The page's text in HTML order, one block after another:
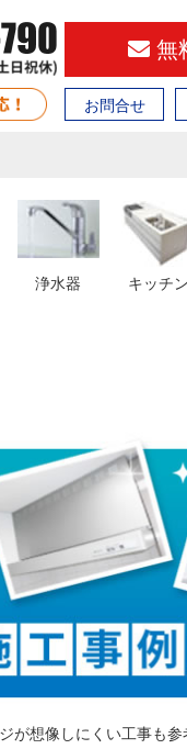
無
お問合せ
浄水器 キッチン
想像しにくい工事も参